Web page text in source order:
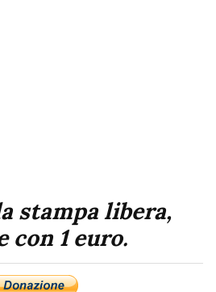
stampa libera,
con 1 euro.